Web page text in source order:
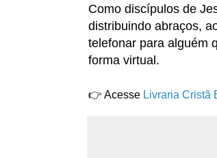
Como discípulos de
distribuindo abraços,
telefonar para alguém
forma virtual.
👉 Acesse Livraria Cristã